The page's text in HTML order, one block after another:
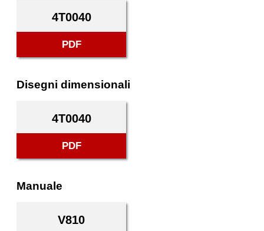
4T0040
PDF
Disegni dimensionali
4T0040
PDF
Manuale
V810